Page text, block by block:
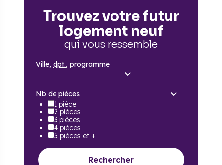
Trouvez votre futur
logement neuf
qui vous ressemble
Ville, dpt., programme
Nb de pièces
1 pièce
2 pièces
3 pièces
4 pièces
5 pièces et +
Rechercher